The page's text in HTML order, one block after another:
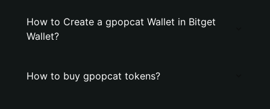
How to Create a gpopcat Wallet in Bitget
Wallet?
How to buy gpopcat tokens?